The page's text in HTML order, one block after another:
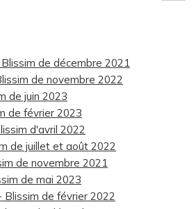
de décembre 2021
de novembre 2022
de juin 2023
de février 2023
d'avril 2022
de juillet et août 2022
de novembre 2021
de mai 2023
Blissim de février 2022